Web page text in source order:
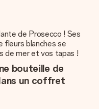
de Prosecco ! Ses
fleurs blanches se
de mer et vos tapas !
bouteille de
un coffret